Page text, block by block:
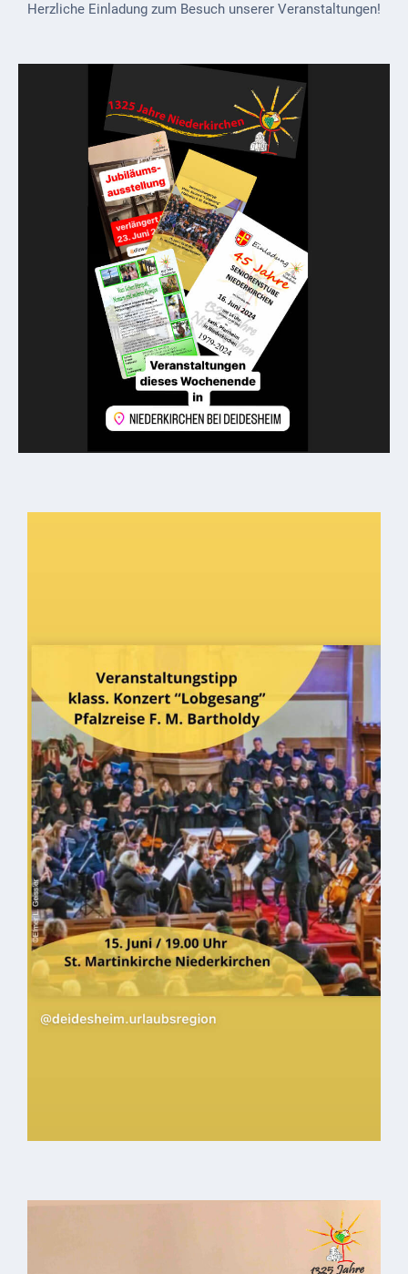
Sitemap
Historisches
Schwesternhaus
1906
Bürgerhospital
Deidesheim
Akten
Geplante
Regionalbahn
Teilung
Gemarkungen
Veranstaltungen
Kultur &
Feste
feiern
Wandern/Nord.Walking
Radfahren
VG
Musikschule
und VHS
Kalender
Wein &
Herzliche Einladung zum Besuch unserer Veranstaltungen!